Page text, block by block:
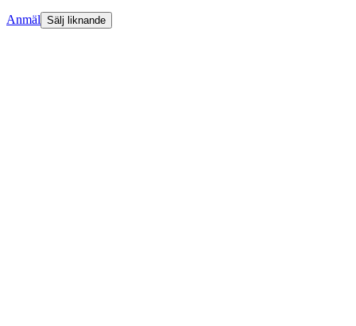
Anmäl Sälj liknande